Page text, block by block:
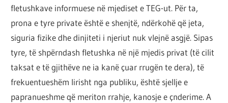
fletushkave informuese në mjediset e TEG-ut. Për ta,
prona e tyre private është e shenjtë, ndërkohë që jeta,
siguria fizike dhe dinjiteti i njeriut nuk vlejnë asgjë. Sipas
tyre, të shpërndash fletushka në një mjedis privat (të cilit
taksat e të gjithëve ne ia kanë çuar rrugën te dera), të
frekuentueshëm lirisht nga publiku, është sjellje e
papranueshme që meriton rrahje, kanosje e çnderime. A